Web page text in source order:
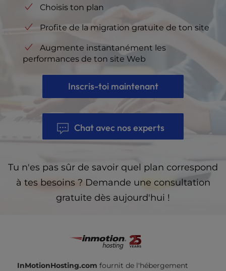
Choisis ton plan
Profite de la migration gratuite de ton site
Augmente instantanément les
performances de ton site Web
Inscris-toi maintenant
Chat avec nos experts
Tu n'es pas sûr de savoir quel plan correspond
à tes besoins ? Demande une consultation
gratuite dès aujourd'hui !
InMotionHosting.com fournit de l'hébergement